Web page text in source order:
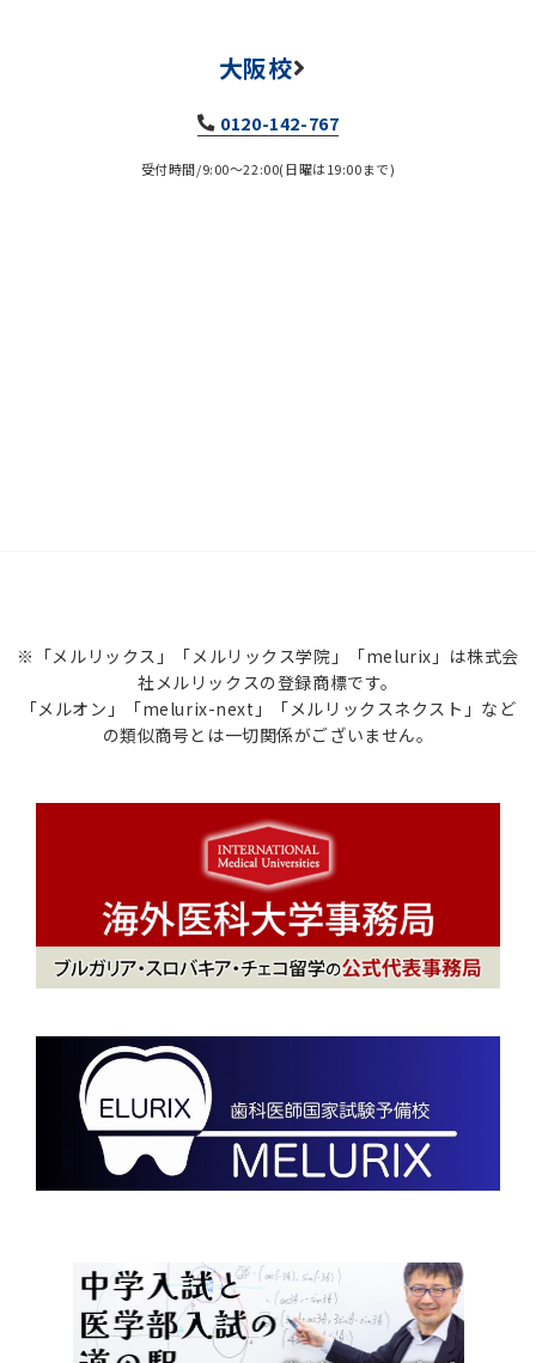
大阪校
0120-142-767
受付時間/9:00～22:00(日曜は19:00まで)
※「メルリックス」「メルリックス学院」「melurix」は株式会
社メルリックスの登録商標です。
「メルオン」「melurix-next」「メルリックスネクスト」など
の類似商号とは一切関係がございません。